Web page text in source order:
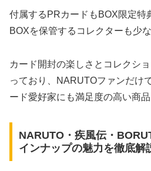
付属するPRカードもBOX限定特
BOXを保管するコレクターも少
カード開封の楽しさとコレクシ
っており、NARUTOファンだけ
ード愛好家にも満足度の高い商品
NARUTO・疾風伝・
インナップの魅力を徹底解